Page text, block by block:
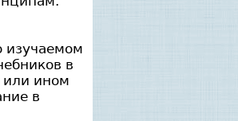
изучаемом
в
или ином
в